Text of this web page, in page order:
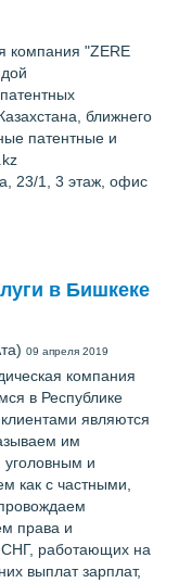
компания "ZERE
ближнего
патентные и
23/1, 3 этаж, офис
в Бишкеке
09 апреля 2019
компания
в Республике
являются
им
и
как с частными,
права и
работающих на
выплат зарплат,